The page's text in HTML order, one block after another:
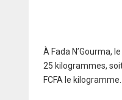
À Fada N’Gourma,
25 kilogrammes,
FCFA le kilogramme.